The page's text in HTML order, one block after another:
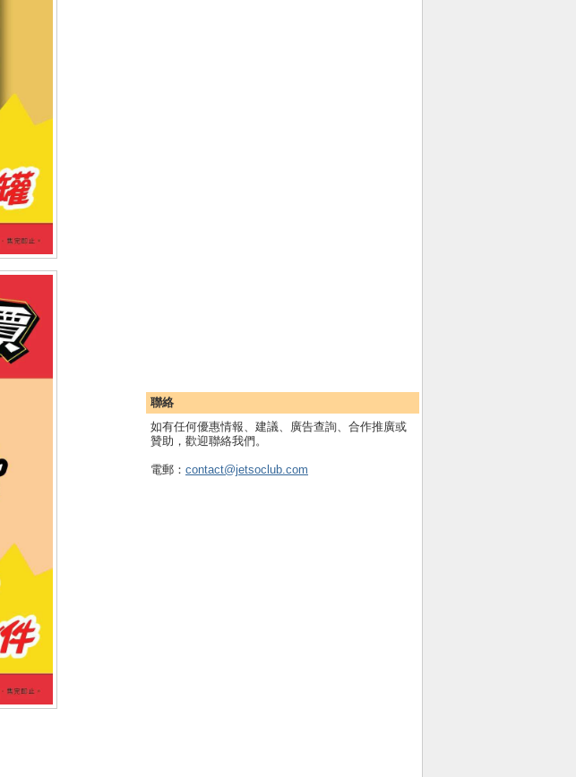
聯絡
如有任何優惠情報、建議、廣告查詢、合作推廣或
贊助，歡迎聯絡我們。
電郵： contact@jetsoclub.com